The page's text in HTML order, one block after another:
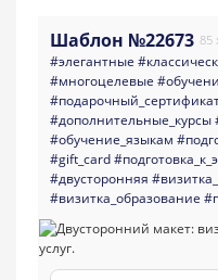
Шаблон №22673 85
#элегантные
#многоцелевые
#дополнительные_курсы
#обучение_языкам
#gift_card
#двусторонняя
#визитка_образование